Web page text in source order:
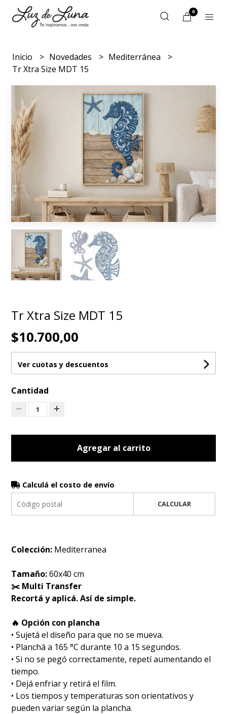
0
Inicio Novedades
Mediterránea
Tr Xtra Size MDT 15
Tr Xtra Size MDT 15
$10.700,00
Ver cuotas y descuentos
Cantidad
1
Agregar al carrito
Calculá el costo de envío
CALCULAR
Colección: Mediterranea
Tamaño:60x40 cm
✂️ Multi Transfer
Recortá y aplicá. Así de simple.
🔥 Opción con plancha
• Sujetá el diseño para que no se mueva.
• Planchá a 165 °C durante 10 a 15 segundos.
• Si no se pegó correctamente, repetí aumentando el
tiempo.
• Dejá enfriar y retirá el film.
• Los tiempos y temperaturas son orientativos y
pueden variar según la plancha.